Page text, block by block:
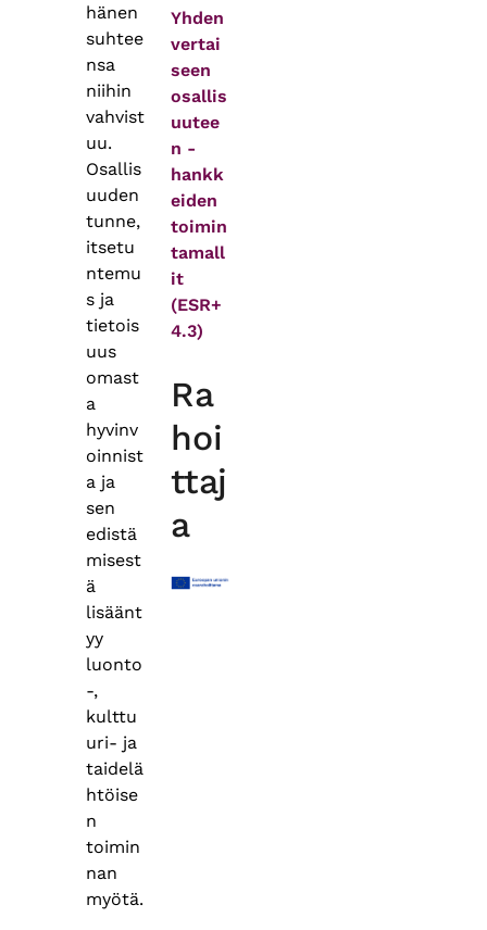
hänen
suhtee
nsa
niihin
vahvist
uu.
Osallis
uuden
tunne,
itsetu
ntemu
s ja
tietois
uus
omast
a
hyvinv
oinnist
a ja
sen
edistä
misest
ä
lisäänt
yy
luonto
-,
kulttu
uri- ja
taidelä
htöise
n
toimin
nan
myötä.
Yhden
vertai
seen
osallis
uutee
n -
hankk
eiden
toimin
tamall
it
(ESR+
4.3)
Ra
hoi
ttaj
a